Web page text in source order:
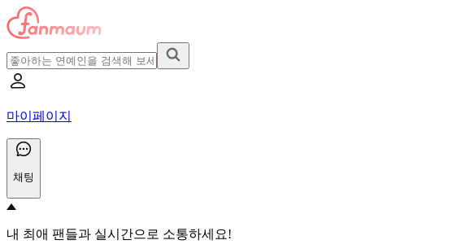
마이페이지
채팅
내 최애 팬들과 실시간으로 소통하세요!